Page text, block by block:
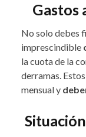
Gastos
No solo debes
imprescindible
la cuota de la
derramas.
mensual y